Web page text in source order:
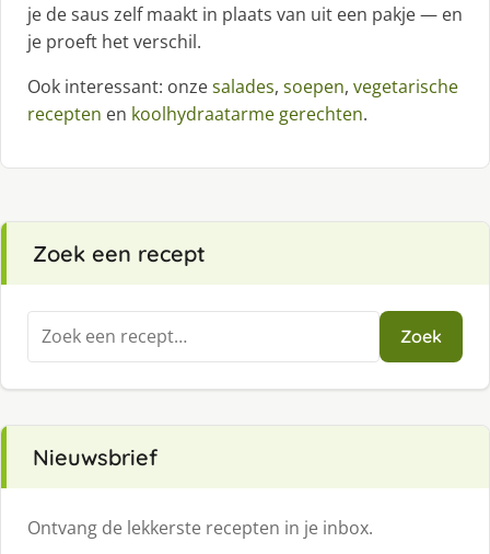
je de saus zelf maakt in plaats van uit een pakje — en
je proeft het verschil.
Ook interessant: onzesalades, soepen, vegetarische
recepten en koolhydraatarme gerechten.
Zoek een recept
Zoeken
naar:
Zoek
Nieuwsbrief
Ontvang de lekkerste recepten in je inbox.